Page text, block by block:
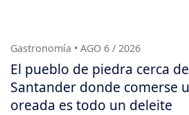
Gastronomía • AGO 6 / 2026
El pueblo de piedra cerca de
Santander donde comerse
oreada es todo un deleite